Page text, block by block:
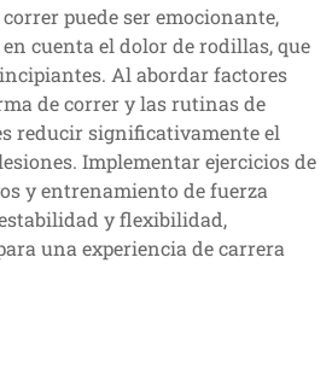
puede ser emocionante,
cuenta el dolor de rodillas, que
Al abordar factores
de correr y las rutinas de
reducir significativamente el
Implementar ejercicios de
y entrenamiento de fuerza
y flexibilidad,
una experiencia de carrera